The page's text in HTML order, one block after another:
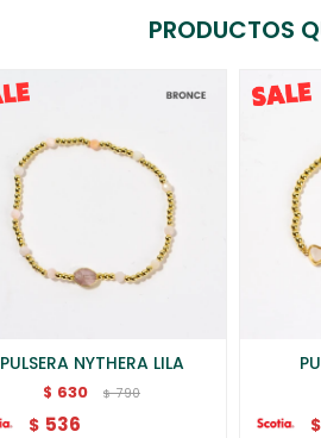
PRODUCTOS
PULSERA NYTHERA LILA
$ 630 $ 790
$ 536 $